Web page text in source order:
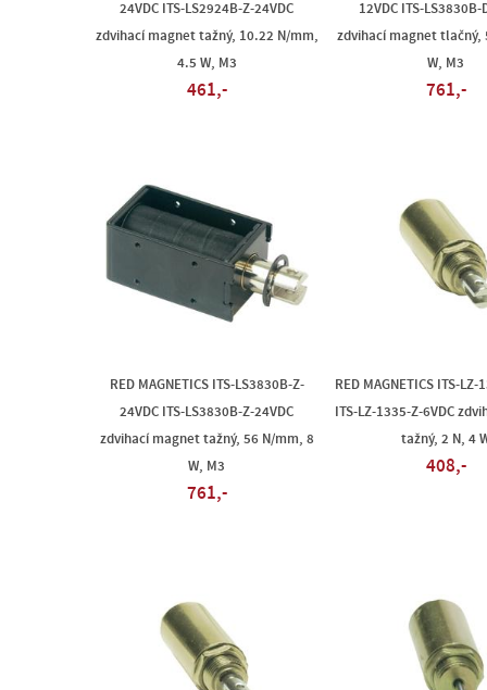
24VDC ITS-LS2924B-Z-24VDC
zdvihací magnet tažný, 10.22 N/mm,
4.5 W, M3
461,-
12VDC ITS-LS3830B-
zdvihací magnet tlačný,
W, M3
761,-
RED MAGNETICS ITS-LS3830B-Z-
24VDC ITS-LS3830B-Z-24VDC
zdvihací magnet tažný, 56 N/mm, 8
W, M3
761,-
RED MAGNETICS ITS-LZ-
ITS-LZ-1335-Z-6VDC
tažný, 2 N, 4
408,-